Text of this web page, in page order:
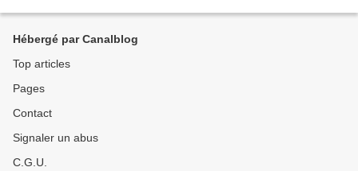
Hébergé par Canalblog
Top articles
Pages
Contact
Signaler un abus
C.G.U.